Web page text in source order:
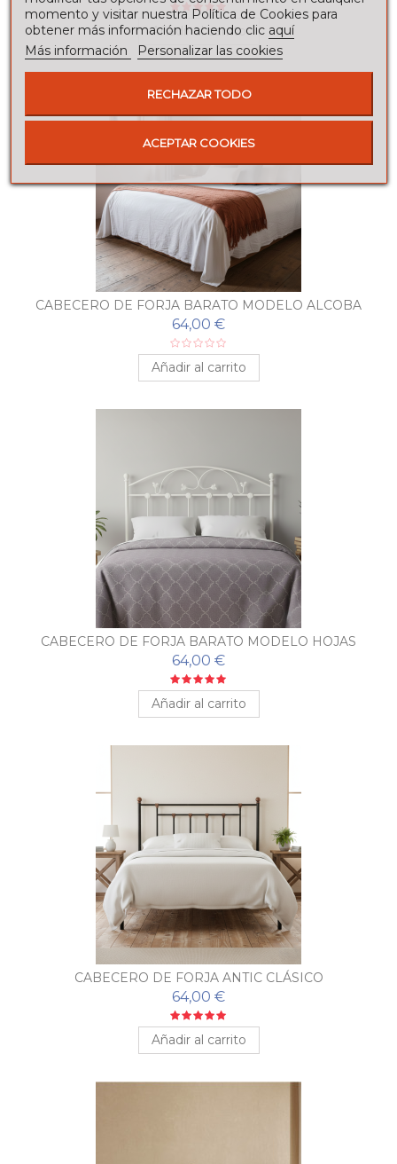
Añadir al carrito
CABECERO DE FORJA BARATO MODELO ALCOBA
64,00 €
Añadir al carrito
CABECERO DE FORJA BARATO MODELO HOJAS
64,00 €
Añadir al carrito
CABECERO DE FORJA ANTIC CLÁSICO
64,00 €
Añadir al carrito
momento y visitar nuestra Política de Cookies para
obtener más información haciendo clic aquí
Más información
Personalizar las cookies
RECHAZAR TODO
ACEPTAR COOKIES